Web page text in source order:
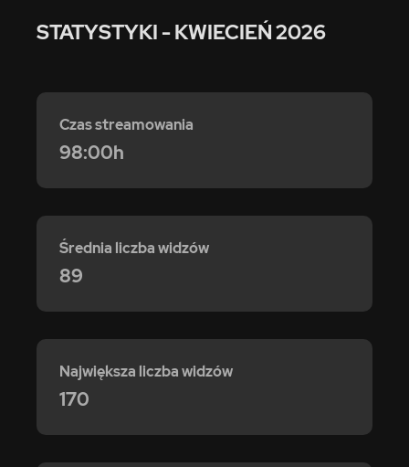
STATYSTYKI - KWIECIEŃ 2026
Czas streamowania
98:00h
Średnia liczba widzów
89
Największa liczba widzów
170